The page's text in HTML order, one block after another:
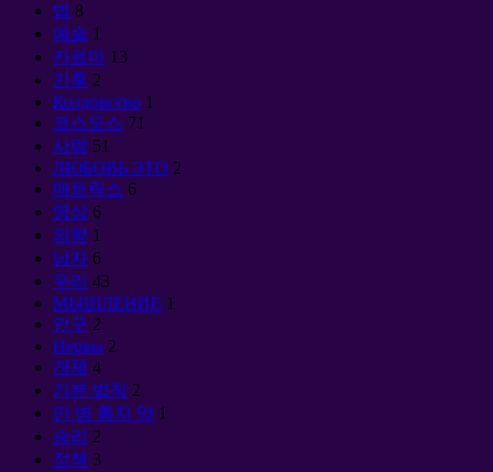
법 8
예술 1
카르마 13
기후 2
Колдовство 1
코스모스 71
사랑 51
ЛЮБОВЬ ЭТО 2
매트릭스 6
명상 6
의학 1
남자 6
우리 43
МЫШЛЕНИЕ 1
인구 2
Нервы 2
개체 4
기본 법칙 2
만 병 통치 약 1
승리 2
정책 3